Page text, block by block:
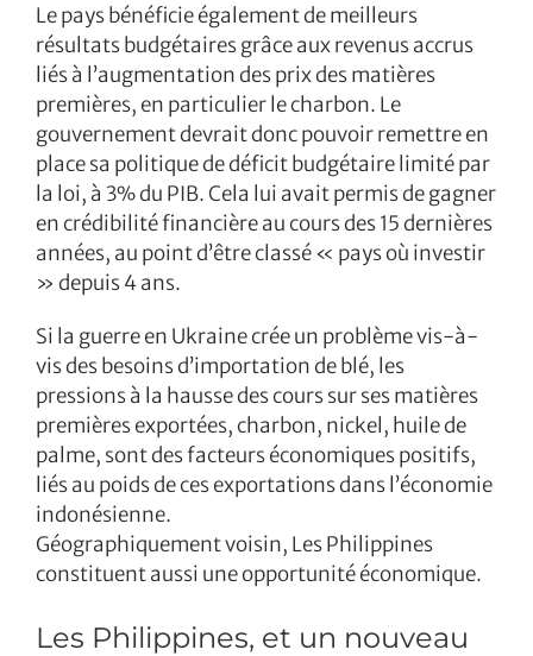
Le pays bénéficie également de meilleurs
résultats budgétaires grâce aux revenus accrus
liés à l’augmentation des prix des matières
premières, en particulier le charbon. Le
gouvernement devrait donc pouvoir remettre en
place sa politique de déficit budgétaire limité par
la loi, à 3% du PIB. Cela lui avait permis de gagner
en crédibilité financière au cours des 15 dernières
années, au point d’être classé « pays où investir
» depuis 4 ans.
Si la guerre en Ukraine crée un problème vis-à-
vis des besoins d’importation de blé, les
pressions à la hausse des cours sur ses matières
premières exportées, charbon, nickel, huile de
palme, sont des facteurs économiques positifs,
liés au poids de ces exportations dans l’économie
indonésienne.
Géographiquement voisin, Les Philippines
constituent aussi une opportunité économique.
Les Philippines, et un nouveau